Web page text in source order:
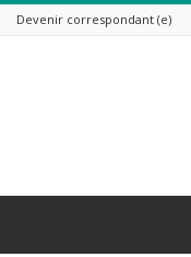
Devenir correspondant (e)